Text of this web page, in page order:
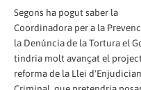
Segons ha pogut saber la
Coordinadora per a la
la Denúncia de la Tortura el
tindria molt avançat el
reforma de la Llei